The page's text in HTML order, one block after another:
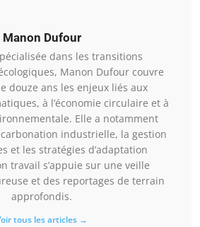
Manon Dufour
dans les transitions
Manon Dufour couvre
douze ans les enjeux liés aux
à l’économie circulaire et à
Elle a notamment
industrielle, la gestion
et les stratégies d’adaptation
travail s’appuie sur une veille
et des reportages de terrain
approfondis.
tous les articles →